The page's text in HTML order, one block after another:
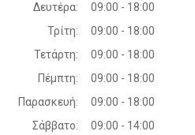
Δευτέρα:
09:00 - 18:00
Τρίτη:
09:00 - 18:00
Τετάρτη:
09:00 - 18:00
Πέμπτη:
09:00 - 18:00
Παρασκευή:
09:00 - 18:00
Σάββατο:
09:00 - 14:00